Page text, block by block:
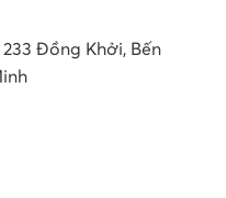
233 Đồng Khởi, Bến